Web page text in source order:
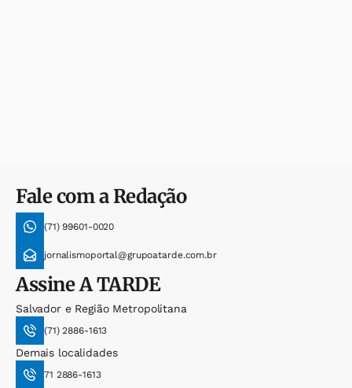
Fale com a Redação
(71) 99601-0020
jornalismoportal@grupoatarde.com.br
AssineA TARDE
Salvador e Região Metropolitana
(71) 2886-1613
Demais localidades
71 2886-1613